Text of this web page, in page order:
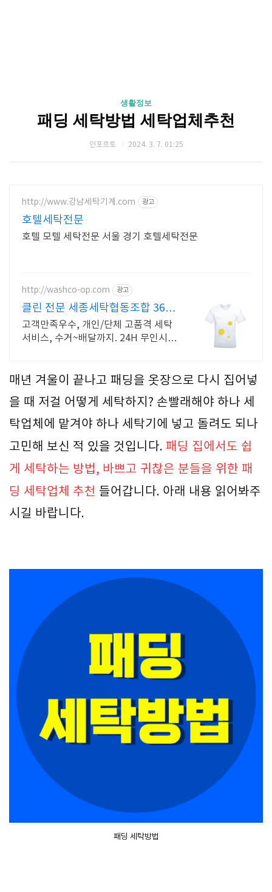
생활정보
패딩 세탁방법 세탁업체추천
인포르토 2024. 3. 7. 01:25
http://www.강남세탁기계.com 광고
호텔세탁전문
호텔 모텔 세탁전문 서울 경기 호텔세탁전문
http://washco-op.com 광고
클린 전문 세종세탁협동조합 365
일 24시간 운영!
고객만족우수, 개인/단체 고품격 세탁
서비스, 수거~배달까지. 24H 무인시스
매년 겨울이 끝나고 패딩을 옷장으로 다시 집어넣
을 때 저걸 어떻게 세탁하지? 손빨래해야 하나 세
탁업체에 맡겨야 하나 세탁기에 넣고 돌려도 되나
고민해 보신 적 있을 것입니다. 패딩 집에서도 쉽
게 세탁하는 방법, 바쁘고 귀찮은 분들을 위한 패
딩 세탁업체 추천 들어갑니다. 아래 내용 읽어봐주
시길 바랍니다.
패딩 세탁방법